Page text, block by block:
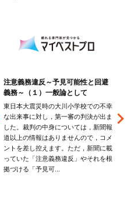
注意義務違反～予見可能性と回避
義務～（１）一般論として
東日本大震災時の大川小学校での不幸
な出来事に対し，第一審の判決が出ま
した。裁判の中身については，新聞報
道以上の情報はありませんので，コメ
ントを差し控えます。ただ，新聞に載
っていた「注意義務違反」やそれを根
拠づける「予見可...